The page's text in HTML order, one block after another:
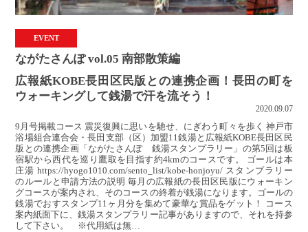
EVENT
ながたさんぽ vol.05 南部散策編
広報紙KOBE長田区民版との連携企画！長田の町を
ウォーキングして銭湯で汗を流そう！
2020.09.07
9月号掲載コース 震災復興に思いを馳せ、にぎわう町々を歩く 神戸市
浴場組合連合会・長田支部（区）加盟11銭湯と広報紙KOBE長田区民
版との連携企画「ながたさんぽ 銭湯スタンプラリー」の第5回は板
宿駅から西代を巡り鷹取を目指す約4kmのコースです。 ゴールは本
庄湯 https://hyogo1010.com/sento_list/kobe-honjoyu/ スタンプラリー
のルールと申請方法の説明 毎月の広報紙の長田区民版にウォーキン
グコースが案内され、そのコースの終着が銭湯になります。ゴールの
銭湯でおすスタンプ11ヶ月分を集めて豪華な賞品をゲット！ コース
案内紙面下に、銭湯スタンプラリー記事がありますので、それを持参
して下さい。 ※代用紙は無…